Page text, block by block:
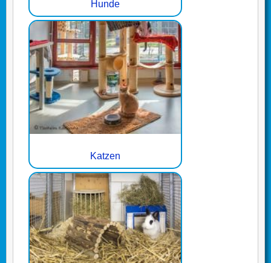
Hunde
Katzen